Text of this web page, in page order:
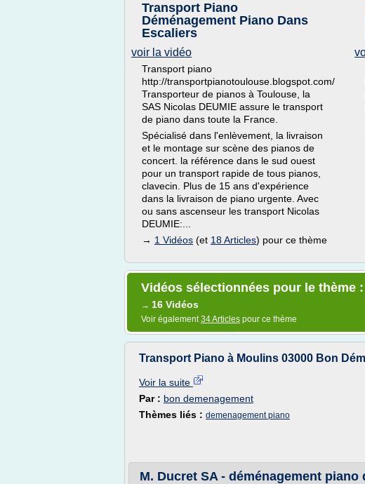
Transport Piano
Déménagement Piano Dans
Escaliers
voir la vidéo
Transport piano
http://transportpianotoulouse.blogspot.com/
Transporteur de pianos à Toulouse, la
SAS Nicolas DEUMIE assure le transport
de piano dans toute la France.
Spécialisé dans l'enlèvement, la livraison
et le montage sur scène des pianos de
concert. la référence dans le sud ouest
pour un transport rapide de tous pianos,
clavecin. Plus de 15 ans d'expérience
dans la livraison de piano urgente. Avec
ou sans ascenseur les transport Nicolas
DEUMIE:...
→ 1 Vidéos (et 18 Articles) pour ce thème
Vidéos sélectionnées pour le thème
→ 16 Vidéos
Voir également34 Articles pour ce thème
Transport Piano à Moulins 03000 Bon
Voir la suite
Par : bon demenagement
Thèmes liés : demenagement piano
M. Ducret SA - déménagement piano